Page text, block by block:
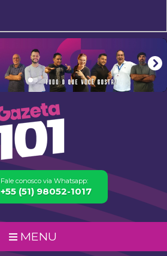
Fale conosco via Whatsapp:
+55 (51) 98052-1017
MENU